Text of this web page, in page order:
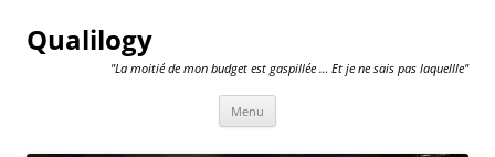
Qualilogy
"La moitié de mon budget est gaspillée … Et je ne sais pas laquellle"
Menu